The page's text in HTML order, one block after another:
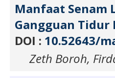
Manfaat Senam
Gangguan Tidur
DOI : 10.52643/
Zeth Boroh,